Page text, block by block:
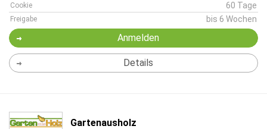
Cookie 60 Tage
Freigabe bis 6 Wochen
Anmelden
Details
Gartenausholz